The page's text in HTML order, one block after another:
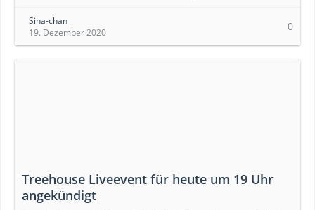
Sina-chan
19. Dezember 2020
0
Treehouse Liveevent für heute um 19 Uhr
angekündigt